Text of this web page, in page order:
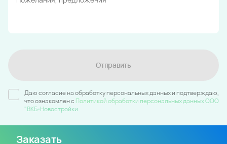
Отправить
Даю согласие на обработку персональных данных и подтверждаю,
что ознакомлен c Политикой обработки персональных данных ООО
"ВКБ-Новостройки
Заказать